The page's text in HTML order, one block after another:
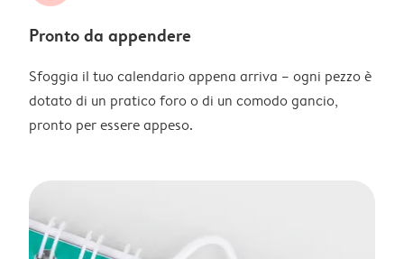
Pronto da appendere
Sfoggia il tuo calendario appena arriva – ogni pezzo è
dotato di un pratico foro o di un comodo gancio,
pronto per essere appeso.